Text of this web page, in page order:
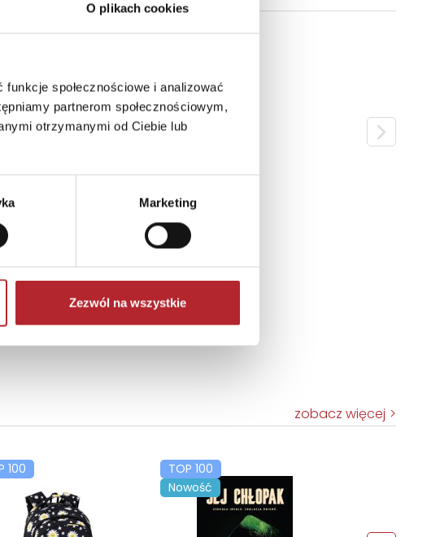
O plikach cookies
społecznościowe i analizować
partnerom społecznościowym,
otrzymanymi od Ciebie lub
Marketing
Zezwól na wszystkie
zobacz więcej
100
TOP 100
Nowość